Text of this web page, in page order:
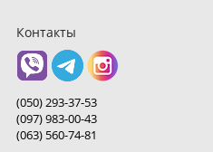
Контакты
(050) 293-37-53
(097) 983-00-43
(063) 560-74-81